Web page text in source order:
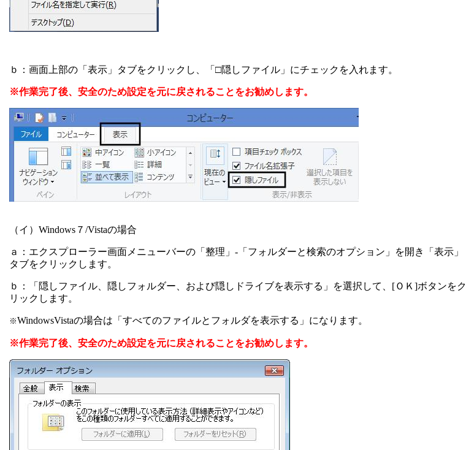
ｂ：画面上部の「表示」タブをクリックし、「□隠しファイル」にチェックを入れます。
※作業完了後、安全のため設定を元に戻されることをお勧めします。
（イ） Windows ７ /Vistaの場合
ａ：エクスプローラー画面メニューバーの「整理」 - 「フォルダーと検索のオプション」を開き「表示」
タブをクリックします。
ｂ：「隠しファイル、隠しフォルダー、および隠しドライブを表示する」を選択して、 [ＯＫ ]ボタンをク
リックします。
※WindowsVistaの場合は「すべてのファイルとフォルダを表示する」になります。
※作業完了後、安全のため設定を元に戻されることをお勧めします。